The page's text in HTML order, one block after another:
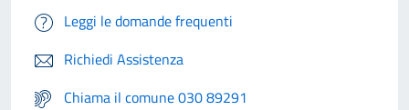
Leggi le domande frequenti
Richiedi Assistenza
Chiama il comune 030 89291